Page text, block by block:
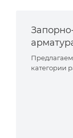
категории